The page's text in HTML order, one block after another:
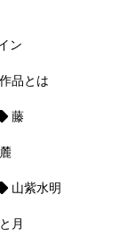
ン
作品とは
藤
山紫水明
月